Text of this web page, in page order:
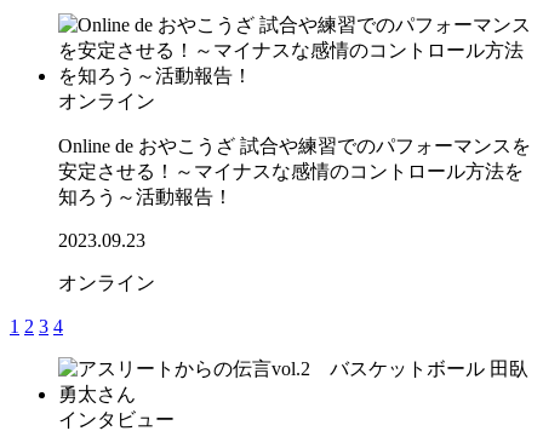
オンライン
Online de おやこうざ 試合や練習でのパフォーマンスを
安定させる！～マイナスな感情のコントロール方法を
知ろう～活動報告！
2023.09.23
オンライン
1 2 3 4
インタビュー